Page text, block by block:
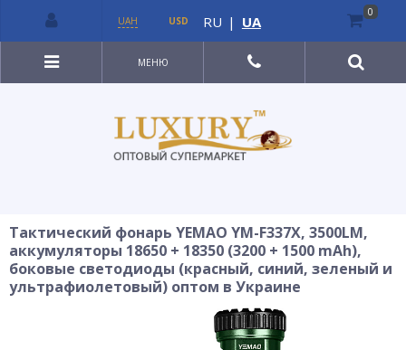
МЕНЮ
Тактический фонарь YEMAO YM-F337X, 3500LM,
аккумуляторы 18650 + 18350 (3200 + 1500 mAh),
боковые светодиоды (красный, синий, зеленый и
ультрафиолетовый) оптом в Украине
UAH USD RU | UA
0